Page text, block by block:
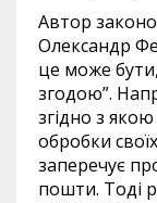
Автор
Олександр
це може
згодою”.
згідно з
обробки
заперечує
пошти. Тоді